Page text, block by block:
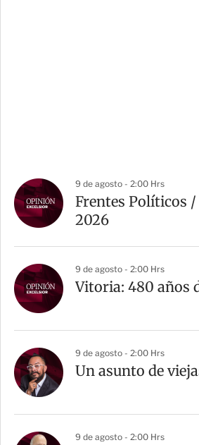
9 de agosto - 2:00 Hrs
Frentes Políticos /
2026
9 de agosto - 2:00 Hrs
Vitoria: 480 años
9 de agosto - 2:00 Hrs
Un asunto de
9 de agosto - 2:00 Hrs